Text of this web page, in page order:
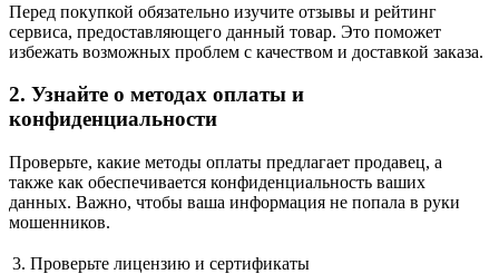
Перед покупкой обязательно изучите отзывы и рейтинг
сервиса, предоставляющего данный товар. Это поможет
избежать возможных проблем с качеством и доставкой заказа.
2. Узнайте о методах оплаты и
конфиденциальности
Проверьте, какие методы оплаты предлагает продавец, а
также как обеспечивается конфиденциальность ваших
данных. Важно, чтобы ваша информация не попала в руки
мошенников.
3. Проверьте лицензию и сертификаты